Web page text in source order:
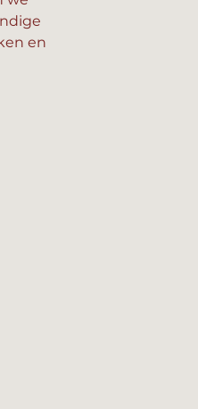
en